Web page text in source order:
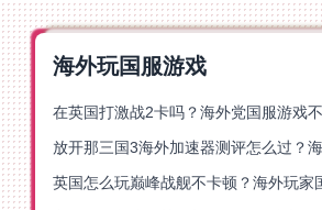
海外玩国服游戏